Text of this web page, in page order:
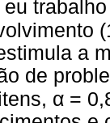
a
de
α =